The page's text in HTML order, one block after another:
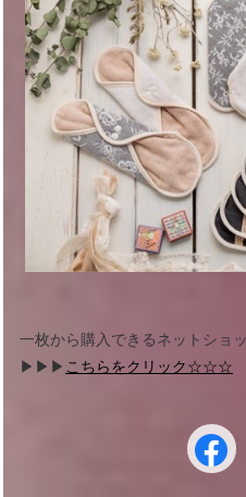
一枚から購入できるネットショ
▶︎▶︎▶︎ こちらをクリック☆☆☆